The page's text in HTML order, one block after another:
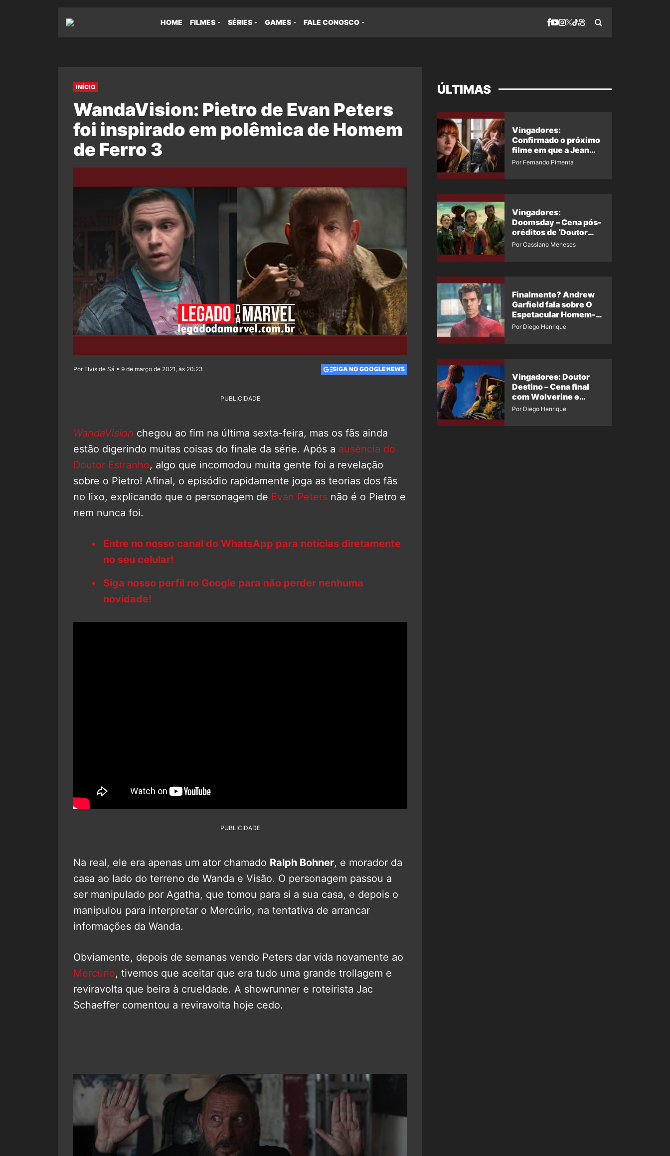
HOME FILMES SÉRIES GAMES FALE CONOSCO
INÍCIO
WandaVision: Pietro de Evan Peters
foi inspirado em polêmica de Homem
de Ferro 3
Por Elvis de Sá • 9 de março de 2021, às 20:23 SIGA NO GOOGLE NEWS
PUBLICIDADE
WandaVision chegou ao fim na última sexta-feira, mas os fãs ainda
estão digerindo muitas coisas do finale da série. Após a ausência do
Doutor Estranho, algo que incomodou muita gente foi a revelação
sobre o Pietro! Afinal, o episódio rapidamente joga as teorias dos fãs
no lixo, explicando que o personagem de Evan Peters não é o Pietro e
nem nunca foi.
Entre no nosso canal do WhatsApp para notícias diretamente
no seu celular!
Siga nosso perfil no Google para não perder nenhuma
novidade!
PUBLICIDADE
Na real, ele era apenas um ator chamado Ralph Bohner, e morador da
casa ao lado do terreno de Wanda e Visão. O personagem passou a
ser manipulado por Agatha, que tomou para si a sua casa, e depois o
manipulou para interpretar o Mercúrio, na tentativa de arrancar
informações da Wanda.
Obviamente, depois de semanas vendo Peters dar vida novamente ao
Mercúrio, tivemos que aceitar que era tudo uma grande trollagem e
reviravolta que beira à crueldade. A showrunner e roteirista Jac
Schaeffer comentou a reviravolta hoje cedo.
ÚLTIMAS
Vingadores:
Confirmado o próximo
filme em que a Jean
Grey irá aparecer
Por Fernando Pimenta
Vingadores:
Doomsday – Cena pós-
créditos de ‘Doutor
Destino’ é revelada
Por Cassiano Meneses
Finalmente? Andrew
Garfield fala sobre O
Espetacular Homem-
Aranha 3
Por Diego Henrique
Vingadores: Doutor
Destino – Cena final
com Wolverine e
Homem-Aranha de
Por Diego Henrique